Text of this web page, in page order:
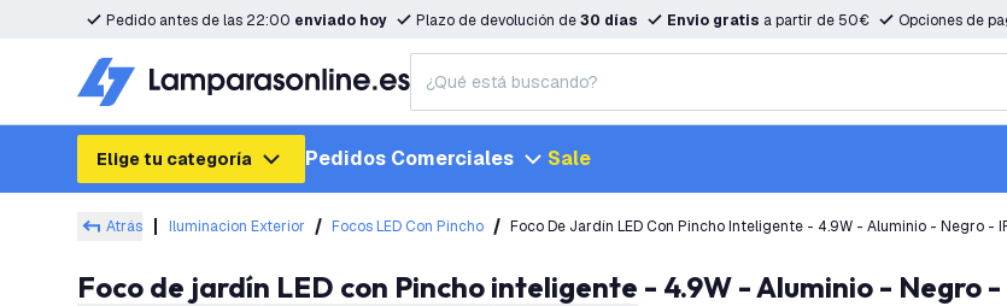
Pedido antes de las 22:00 enviado hoy Plazo de devolución de30 días Envio gratis a partir de 50€ Opciones de
Elige tu categoría Pedidos Comerciales Sale
Atrás Iluminacion Exterior Focos LED Con Pincho Foco De Jardín LED Con Pincho Inteligente - 4.9W - Aluminio - Negro -
Foco de jardín LED con Pincho inteligente - 4.9W - Aluminio - Negro